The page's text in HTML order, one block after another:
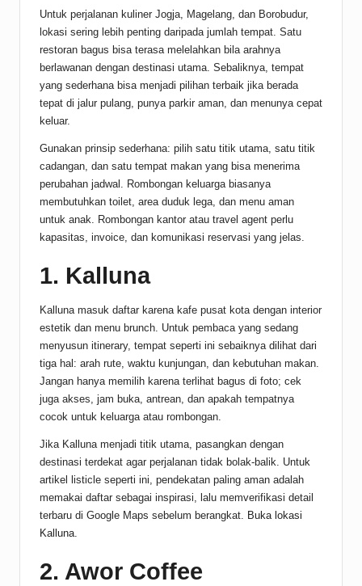
Untuk perjalanan kuliner Jogja, Magelang, dan Borobudur,
lokasi sering lebih penting daripada jumlah tempat. Satu
restoran bagus bisa terasa melelahkan bila arahnya
berlawanan dengan destinasi utama. Sebaliknya, tempat
yang sederhana bisa menjadi pilihan terbaik jika berada
tepat di jalur pulang, punya parkir aman, dan menunya cepat
keluar.
Gunakan prinsip sederhana: pilih satu titik utama, satu titik
cadangan, dan satu tempat makan yang bisa menerima
perubahan jadwal. Rombongan keluarga biasanya
membutuhkan toilet, area duduk lega, dan menu aman
untuk anak. Rombongan kantor atau travel agent perlu
kapasitas, invoice, dan komunikasi reservasi yang jelas.
1. Kalluna
Kalluna masuk daftar karena kafe pusat kota dengan interior
estetik dan menu brunch. Untuk pembaca yang sedang
menyusun itinerary, tempat seperti ini sebaiknya dilihat dari
tiga hal: arah rute, waktu kunjungan, dan kebutuhan makan.
Jangan hanya memilih karena terlihat bagus di foto; cek
juga akses, jam buka, antrean, dan apakah tempatnya
cocok untuk keluarga atau rombongan.
Jika Kalluna menjadi titik utama, pasangkan dengan
destinasi terdekat agar perjalanan tidak bolak-balik. Untuk
artikel listicle seperti ini, pendekatan paling aman adalah
memakai daftar sebagai inspirasi, lalu memverifikasi detail
terbaru di Google Maps sebelum berangkat. Buka lokasi
Kalluna
2. Awor Coffee